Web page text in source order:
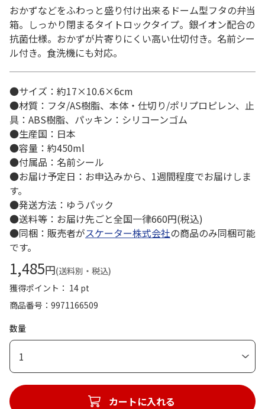
おかずなどをふわっと盛り付け出来るドーム型フタの弁当
箱。しっかり閉まるタイトロックタイプ。銀イオン配合の
抗菌仕様。おかずが片寄りにくい高い仕切付き。名前シー
ル付き。食洗機にも対応。
●サイズ：約17×10.6×6cm
●材質：フタ/AS樹脂、本体・仕切り/ポリプロピレン、止
具：ABS樹脂、パッキン：シリコーンゴム
●生産国：日本
●容量：約450ml
●付属品：名前シール
●お届け予定日：お申込みから、1週間程度でお届けしま
す。
●発送方法：ゆうパック
●送料等：お届け先ごと全国一律660円(税込)
●同梱：販売者がスケーター株式会社の商品のみ同梱可能
です。
1,485円(送料別・税込)
獲得ポイント： 14 pt
商品番号
9971166509
数量
1
カートに入れる